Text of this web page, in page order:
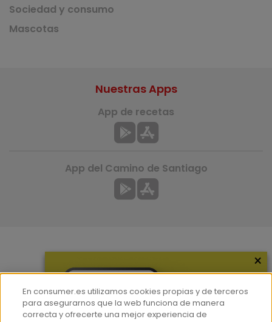
Sociedad y consumo
Mascotas
Hemeroteca
Nuestras Apps
App de recetas
App del Camino de Santiago
×
En consumer.es utilizamos cookies propias y de terceros
para asegurarnos que la web funciona de manera
correcta y ofrecerte una mejor experiencia de